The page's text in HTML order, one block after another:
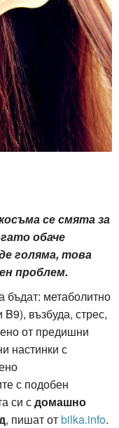
се смята за
обаче
голяма, това
проблем.
бъдат: метаболитно
възбуда, стрес,
от предишни
настинки с
с подобен
си сдомашно
, пишат отbilka.info.